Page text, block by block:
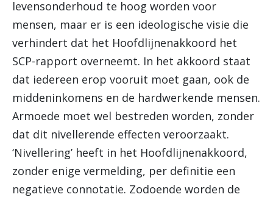
levensonderhoud te hoog worden voor
mensen, maar er is een ideologische visie die
verhindert dat het Hoofdlijnenakkoord het
SCP-rapport overneemt. In het akkoord staat
dat iedereen erop vooruit moet gaan, ook de
middeninkomens en de hardwerkende mensen.
Armoede moet wel bestreden worden, zonder
dat dit nivellerende effecten veroorzaakt.
‘Nivellering’ heeft in het Hoofdlijnenakkoord,
zonder enige vermelding, per definitie een
negatieve connotatie. Zodoende worden de